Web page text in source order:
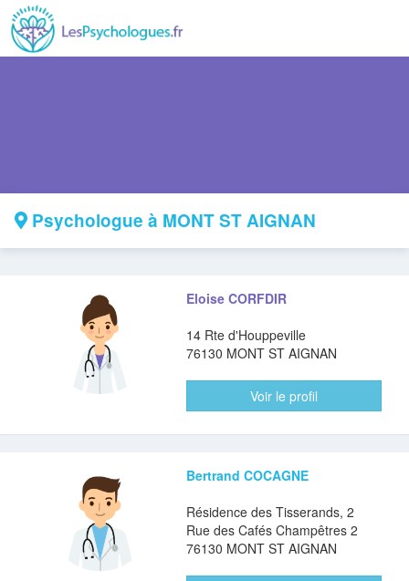
Psychologue à MONT ST AIGNAN
Eloise CORFDIR
14 Rte d'Houppeville
76130 MONT ST AIGNAN
Voir le profil
Bertrand COCAGNE
Résidence des Tisserands, 2
Rue des Cafés Champêtres 2
76130 MONT ST AIGNAN